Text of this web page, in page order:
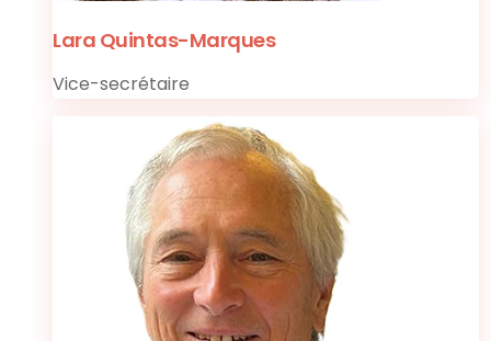
Lara Quintas-Marques
Vice-secrétaire